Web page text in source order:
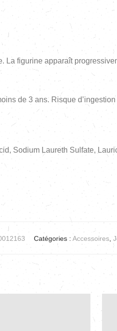
La figurine apparaît
de 3 ans. Risque
Sodium Laureth Sulfate,
Catégories : Accessoires,